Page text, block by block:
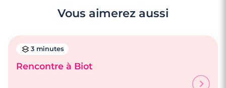
Vous aimerez aussi
3 minutes
Rencontre à Biot